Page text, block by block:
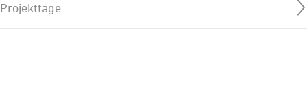
Projekttage